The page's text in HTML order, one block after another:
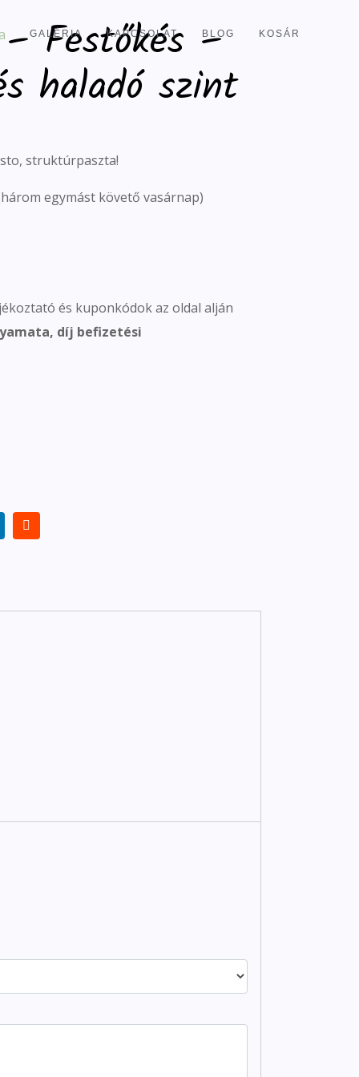
GALÉRIA KAPCSOLAT BLOG KOSÁR
Festőkés –
haladó szint
struktúrpaszta!
egymást követő vasárnap)
és kuponkódok az oldal alján
díj befizetési